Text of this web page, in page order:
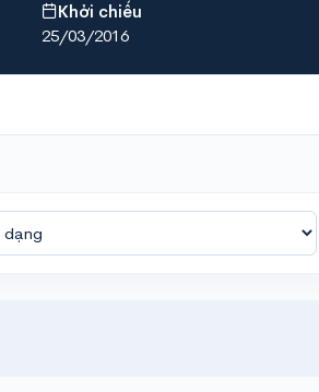
Khởi chiếu
25/03/2016